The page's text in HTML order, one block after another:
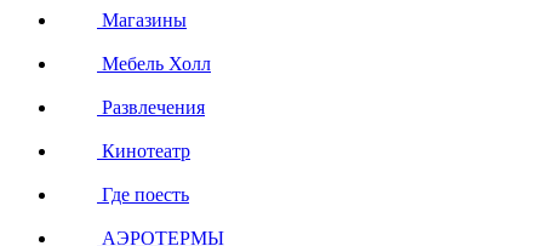
Магазины
Мебель Холл
Развлечения
Кинотеатр
Где поесть
АЭРОТЕРМЫ